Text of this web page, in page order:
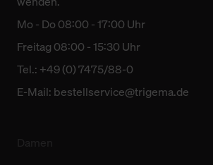
Mo - Do 08:00 - 17:00 Uhr
Freitag 08:00 - 15:30 Uhr
Tel.: +49 (0) 7475/88-0
E-Mail: bestellservice@trigema.de